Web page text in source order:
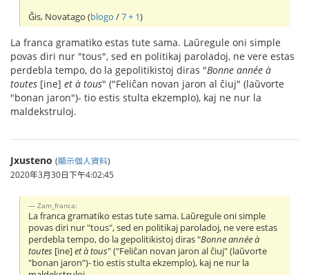
Ĝis, Novatago (blogo /7 + 1)
La franca gramatiko estas tute sama. Laŭregule oni simple
povas diri nur "tous", sed en politikaj paroladoj, ne vere estas
perdebla tempo, do la gepolitikistoj diras "Bonne année à
toutes [ine] et à tous" ("Feliĉan novan jaron al ĉiuj" (laŭvorte
"bonan jaron")- tio estis stulta ekzemplo), kaj ne nur la
maldekstruloj.
Jxusteno (顯示個人資料)
2020年3月30日下午4:02:45
Zam_franca:
La franca gramatiko estas tute sama. Laŭregule oni simple
povas diri nur "tous", sed en politikaj paroladoj, ne vere estas
perdebla tempo, do la gepolitikistoj diras "Bonne année à
toutes [ine]et à tous" ("Feliĉan novan jaron al ĉiuj" (laŭvorte
"bonan jaron")- tio estis stulta ekzemplo), kaj ne nur la